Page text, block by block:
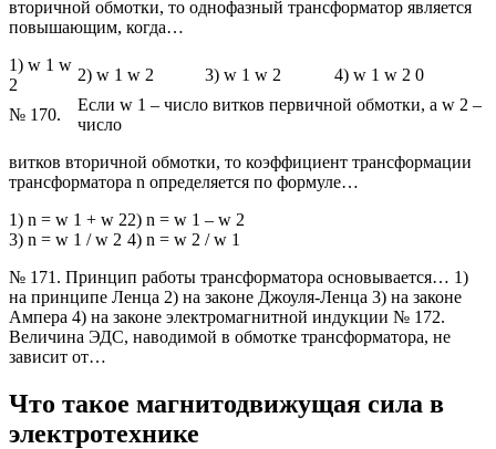
вторичной обмотки, то однофазный трансформатор является
повышающим, когда…
1) w 1 w
2
2) w 1 w 2 3) w 1 w 2 4) w 1 w 2 0
№ 170.
Если w 1 – число витков первичной обмотки, а w 2 –
число
витков вторичной обмотки, то коэффициент трансформации
трансформатора n определяется по формуле…
1) n = w 1 + w 22) n = w 1 – w 2
3) n = w 1 / w 2 4) n = w 2 / w 1
№ 171. Принцип работы трансформатора основывается… 1)
на принципе Ленца 2) на законе Джоуля-Ленца 3) на законе
Ампера 4) на законе электромагнитной индукции № 172.
Величина ЭДС, наводимой в обмотке трансформатора, не
зависит от…
Что такое магнитодвижущая сила в
электротехнике